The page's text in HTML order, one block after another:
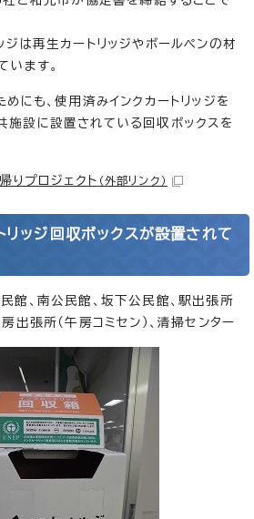
ジは再生カートリッジやボールペンの材
います。
めにも、使用済みインクカートリッジを
施設に設置されている回収ボックスを
りプロジェクト （外部リンク）
リッジ回収ボックスが設置されて
館、南公民館、坂下公民館、駅出張所
房出張所（午房コミセン）、清掃センター